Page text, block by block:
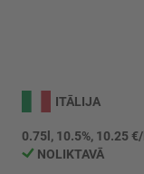
galerijas
sākumu
ITĀLIJA
0.75l, 10.5%, 10.25 €/l
NOLIKTAVĀ